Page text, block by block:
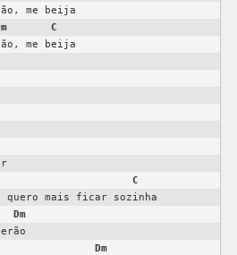
C
C
quero mais ficar sozinha
Dm
Dm